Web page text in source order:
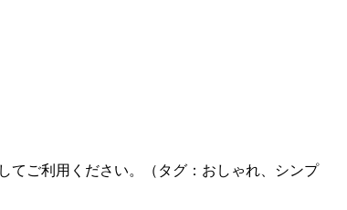
てご利用ください。（タグ：おしゃれ、シンプ